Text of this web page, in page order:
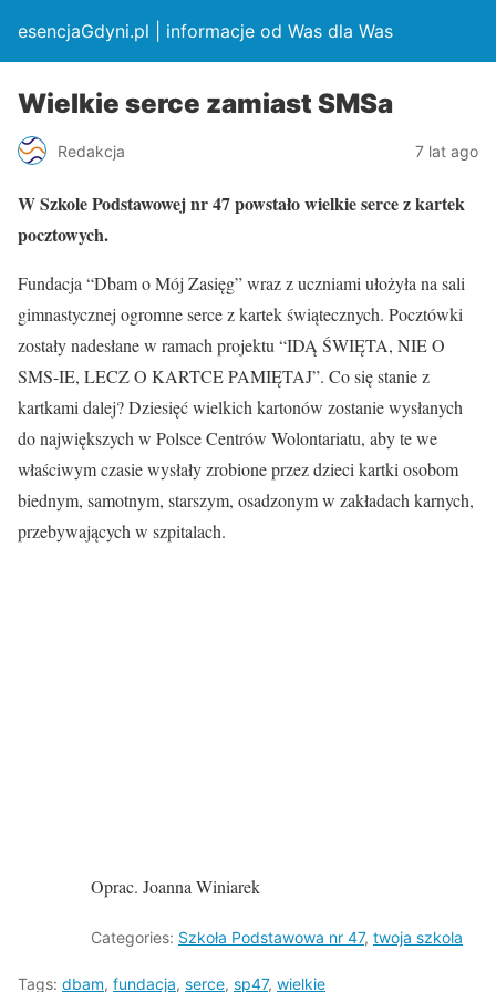
esencjaGdyni.pl | informacje od Was dla Was
Wielkie serce zamiast SMSa
Redakcja 7 lat ago
W Szkole Podstawowej nr 47 powstało wielkie serce z kartek
pocztowych.
Fundacja “Dbam o Mój Zasięg” wraz z uczniami ułożyła na sali
gimnastycznej ogromne serce z kartek świątecznych. Pocztówki
zostały nadesłane w ramach projektu “IDĄ ŚWIĘTA, NIE O
SMS-IE, LECZ O KARTCE PAMIĘTAJ”. Co się stanie z
kartkami dalej? Dziesięć wielkich kartonów zostanie wysłanych
do największych w Polsce Centrów Wolontariatu, aby te we
właściwym czasie wysłały zrobione przez dzieci kartki osobom
biednym, samotnym, starszym, osadzonym w zakładach karnych,
przebywających w szpitalach.
Oprac. Joanna Winiarek
Categories: Szkoła Podstawowa nr 47, twoja szkola
Tags: dbam, fundacja, serce, sp47, wielkie